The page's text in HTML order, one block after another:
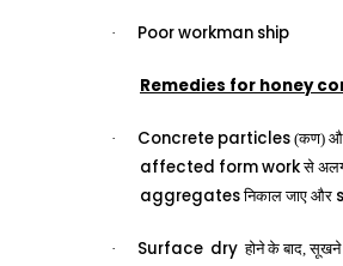
· Poorworkman ship
Remedies for honey
· Concrete particles (कण)
affected formworkसे अलग
aggregatesनिकाल जाए और
· Surface dry होने के बाद, सूखने